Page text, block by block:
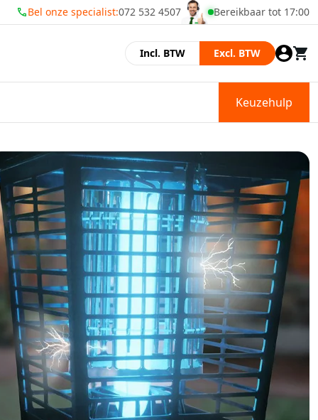
Bel onze specialist:072 532 4507
Wij zijn geopend
Bereikbaar tot 17:00
Incl. BTW Excl. BTW
Keuzehulp